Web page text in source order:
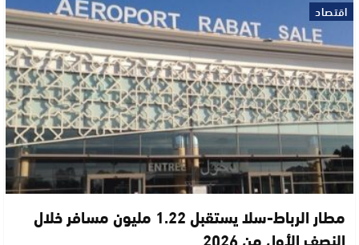
اقتصاد
مطار الرباط-سلا يستقبل 1.22 مليون مسافر خلال
النصف الأول من 2026